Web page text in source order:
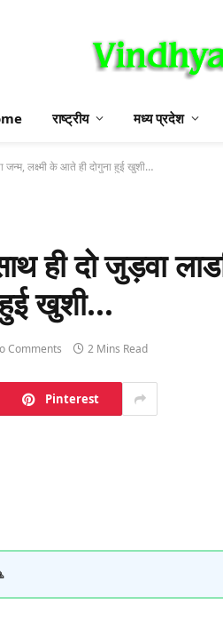
राष्ट्रीय मध्य प्रदेश
लक्ष्मी के आते ही दोगुना हुई खुशी…
दो जुड़वा
हुई खुशी…
Comments 2 Mins Read
Pinterest